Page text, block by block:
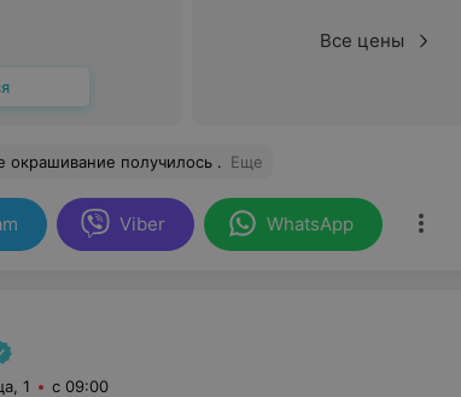
Все цены
окрашивание получилось . Еще
Viber WhatsApp
1 с 09:00